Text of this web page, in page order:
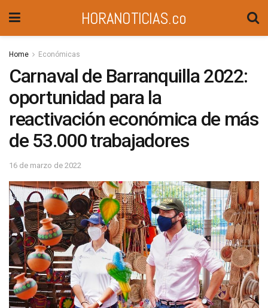
HORANOTICIAS.co
Home Económicas
Carnaval de Barranquilla 2022:
oportunidad para la
reactivación económica de más
de 53.000 trabajadores
16 de marzo de 2022